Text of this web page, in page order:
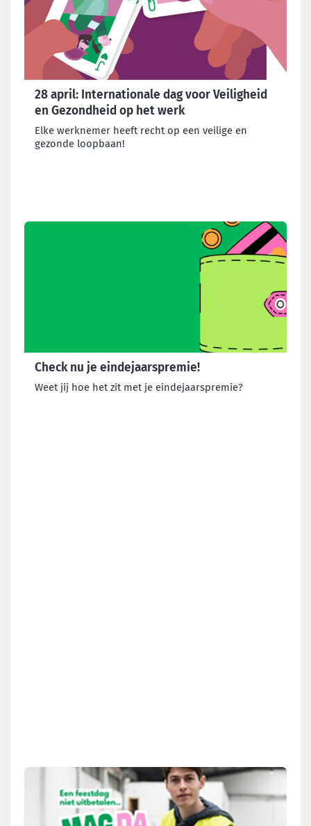
28 april: Internationale dag voor Veiligheid
en Gezondheid op het werk
Elke werknemer heeft recht op een veilige en
gezonde loopbaan!
Check nu je eindejaarspremie!
Weet jij hoe het zit met je eindejaarspremie?